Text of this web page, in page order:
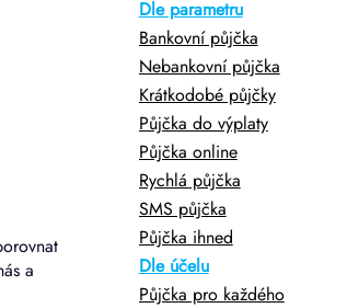
a
Dle parametru
Bankovní půjčka
Nebankovní půjčka
Krátkodobé půjčky
Půjčka do výplaty
Půjčka online
Rychlá půjčka
SMS půjčka
Půjčka ihned
Dle účelu
Půjčka pro každého